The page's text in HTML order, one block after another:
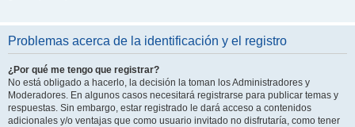
Problemas acerca de la identificación y el registro
¿Por qué me tengo que registrar?
No está obligado a hacerlo, la decisión la toman los Administradores y
Moderadores. En algunos casos necesitará registrarse para publicar temas y
respuestas. Sin embargo, estar registrado le dará acceso a contenidos
adicionales y/o ventajas que como usuario invitado no disfrutaría, como tener